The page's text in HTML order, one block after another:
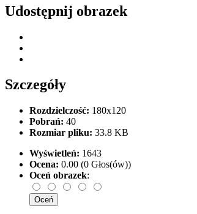
Udostępnij obrazek
Szczegóły
Rozdzielczość: 180x120
Pobrań: 40
Rozmiar pliku: 33.8 KB
Wyświetleń: 1643
Ocena: 0.00 (0 Głos(ów))
Oceń obrazek: